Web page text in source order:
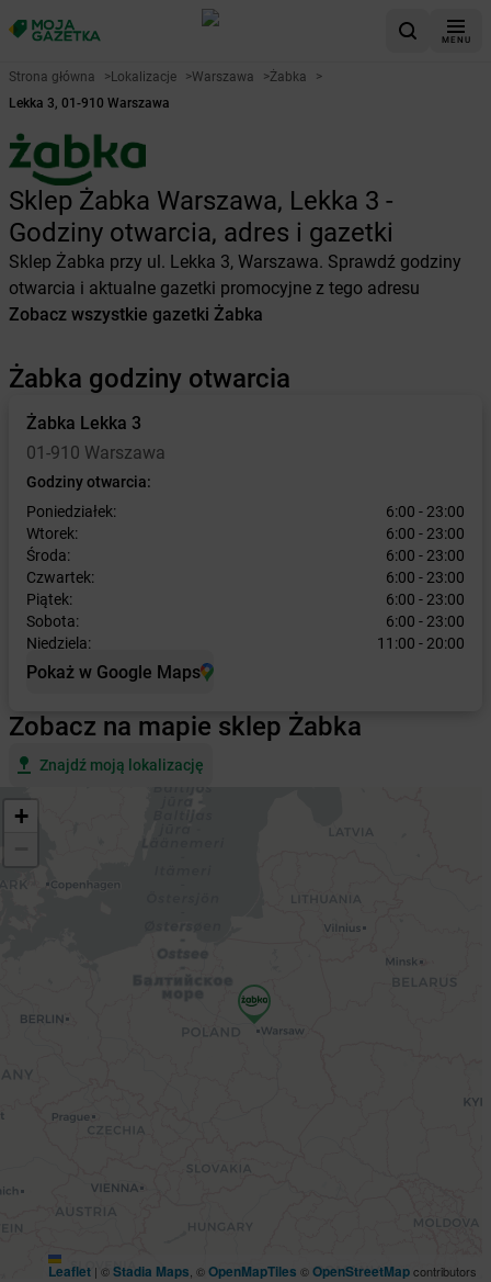
MENU
Strona główna >Lokalizacje >Warszawa >Żabka
>
Lekka 3, 01-910 Warszawa
Sklep Żabka Warszawa, Lekka 3 -
Godziny otwarcia, adres i gazetki
Sklep Żabka przy ul. Lekka 3, Warszawa. Sprawdź godziny
otwarcia i aktualne gazetki promocyjne z tego adresu
Zobacz wszystkie gazetki Żabka
Żabka godziny otwarcia
Żabka Lekka 3
01-910 Warszawa
Godziny otwarcia:
Poniedziałek:
6:00 - 23:00
Wtorek:
6:00 - 23:00
Środa:
6:00 - 23:00
Czwartek:
6:00 - 23:00
Piątek:
6:00 - 23:00
Sobota:
6:00 - 23:00
Niedziela:
11:00 - 20:00
Pokaż w Google Maps
Zobacz na mapie sklep Żabka
Znajdź moją lokalizację
+
Leaflet | ©Stadia Maps , ©OpenMapTiles ©OpenStreetMapcontributors